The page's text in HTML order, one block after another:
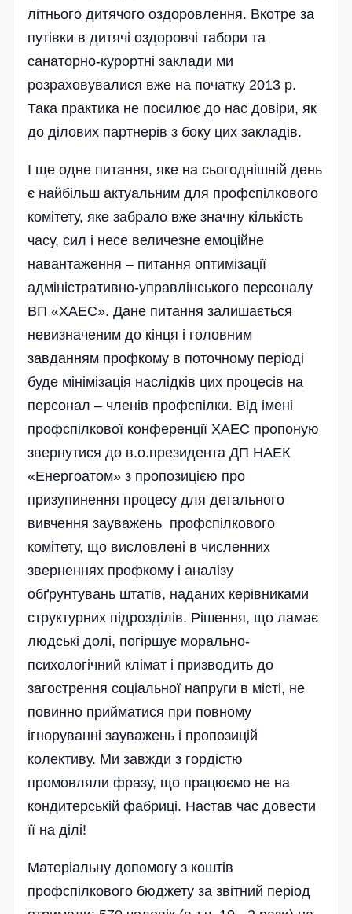
літнього дитячого оздоровлення. Вкотре за
путівки в дитячі оздоровчі табори та
санаторно-курортні заклади ми
розраховувалися вже на початку 2013 р.
Така практика не посилює до нас довіри, як
до ділових партнерів з боку цих закладів.
І ще одне питання, яке на сьогоднішній день
є найбільш актуальним для профспілкового
комі­тету, яке забрало вже значну кількість
часу, сил і несе величезне емоційне
навантаження – питання оптимізації
адміністративно-управлінського персоналу
ВП «ХАЕС». Дане питання залишається
невизначеним до кінця і головним
завданням профкому в поточному періоді
буде мінімізація наслідків цих процесів на
персонал – членів профспілки. Від імені
профспілкової конференції ХАЕС пропоную
звернутися до в.о.президента ДП НАЕК
«Енергоатом» з пропозицією про
призупинення процесу для детального
вивчення зауважень профспілкового
комітету, що висловлені в численних
зверненнях профкому і аналізу
обґрунтувань штатів, наданих керівниками
структурних підрозділів. Рішення, що ла­має
людські долі, погіршує морально-
психологічний клімат і призводить до
загострення соці­альної напруги в місті, не
повинно прийматися при повному
ігноруванні зауважень і пропозицій
колективу. Ми завжди з гордістю
промовляли фразу, що працюємо не на
кондитерській фабриці. Настав час довести
її на ділі!
Матеріальну допомогу з коштів
профспілкового бюджету за звітний період